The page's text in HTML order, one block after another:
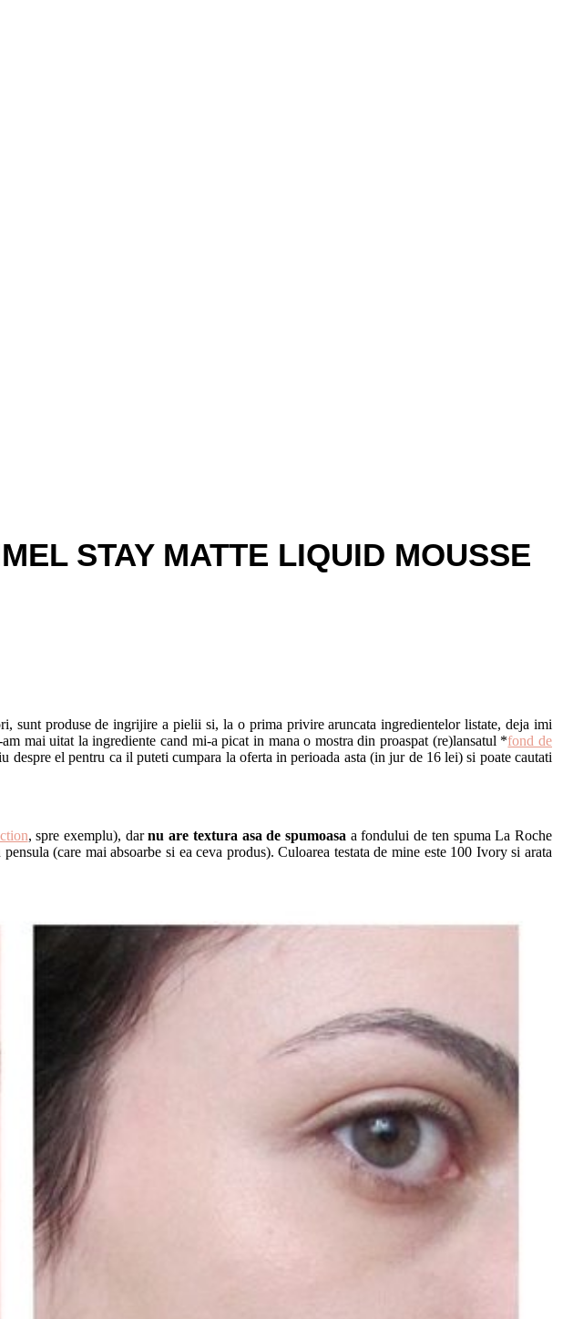
STAY MATTE LIQUID MOUSSE
produse de ingrijire a pielii si, la o prima privire aruncata ingredientelor listate, deja imi
mai uitat la ingrediente cand mi-a picat in mana o mostra din proaspat (re)lansatul *fond de
despre el pentru ca il puteti cumpara la oferta in perioada asta (in jur de 16 lei) si poate cautati
, spre exemplu), darnu are textura asa de spumoasa a fondului de ten spuma La Roche
(care mai absoarbe si ea ceva produs). Culoarea testata de mine este 100 Ivory si arata